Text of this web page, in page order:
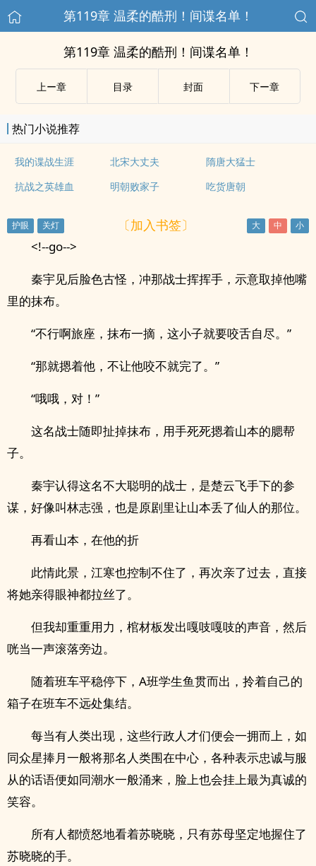
第119章 温柔的酷刑！间谍名单！
第119章 温柔的酷刑！间谍名单！
上ー章 目录 封面 下ー章
热门小说推荐
我的谍战生涯 北宋大丈夫
隋唐大猛士
抗战之英雄血
明朝败家子 吃货唐朝
〔加入书签〕
<!--go-->
秦宇见后脸色古怪，冲那战士挥挥手，示意取掉他嘴
里的抹布。
“不行啊旅座，抹布一摘，这小子就要咬舌自尽。”
“那就摁着他，不让他咬不就完了。”
“哦哦，对！”
这名战士随即扯掉抹布，用手死死摁着山本的腮帮
子。
秦宇认得这名不大聪明的战士，是楚云飞手下的参
谋，好像叫林志强，也是原剧里让山本丢了仙人的那位。
再看山本，在他的折
此情此景，江寒也控制不住了，再次亲了过去，直接
将她亲得眼神都拉丝了。
但我却重重用力，棺材板发出嘎吱嘎吱的声音，然后
咣当一声滚落旁边。
随着班车平稳停下，A班学生鱼贯而出，拎着自己的
箱子在班车不远处集结。
每当有人类出现，这些行政人才们便会一拥而上，如
同众星捧月一般将那名人类围在中心，各种表示忠诚与服
从的话语便如同潮水一般涌来，脸上也会挂上最为真诚的
笑容。
所有人都愤怒地看着苏晓晓，只有苏母坚定地握住了
苏晓晓的手。